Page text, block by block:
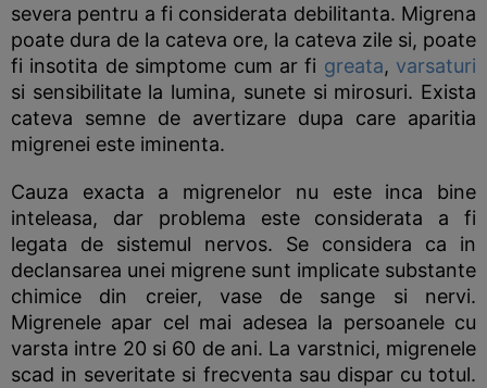
severa pentru a fi considerata debilitanta. Migrena
poate dura de la cateva ore, la cateva zile si, poate
fi insotita de simptome cum ar fi greata, varsaturi
si sensibilitate la lumina, sunete si mirosuri. Exista
cateva semne de avertizare dupa care aparitia
migrenei este iminenta.
Cauza exacta a migrenelor nu este inca bine
inteleasa, dar problema este considerata a fi
legata de sistemul nervos. Se considera ca in
declansarea unei migrene sunt implicate substante
chimice din creier, vase de sange si nervi.
Migrenele apar cel mai adesea la persoanele cu
varsta intre 20 si 60 de ani. La varstnici, migrenele
scad in severitate si frecventa sau dispar cu totul.